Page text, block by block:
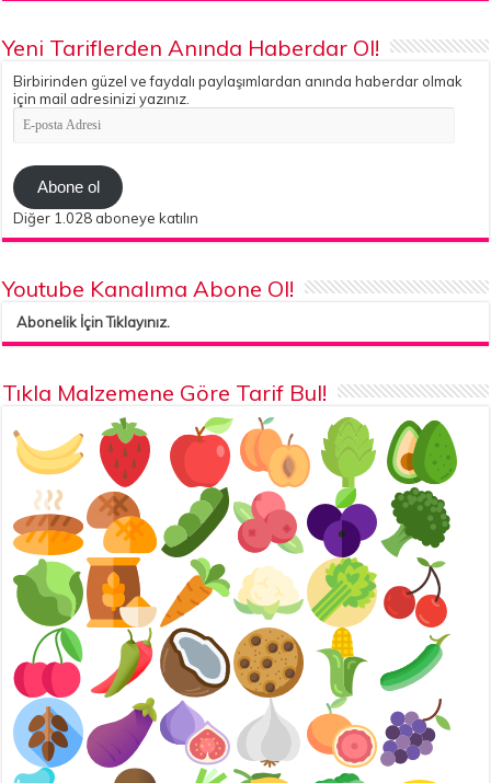
Yeni Tariflerden Anında Haberdar Ol!
Birbirinden güzel ve faydalı paylaşımlardan anında haberdar olmak
için mail adresinizi yazınız.
E-
posta
Abone ol
Diğer 1.028 aboneye katılın
Youtube Kanalıma Abone Ol!
Abonelik İçin Tıklayınız.
Tıkla Malzemene Göre Tarif Bul!